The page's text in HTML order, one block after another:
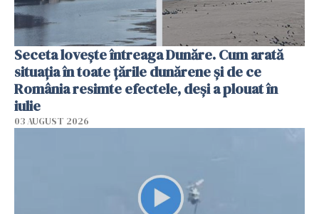
Seceta lovește întreaga Dunăre. Cum arată
situația în toate țările dunărene și de ce
România resimte efectele, deși a plouat în
iulie
03 AUGUST 2026